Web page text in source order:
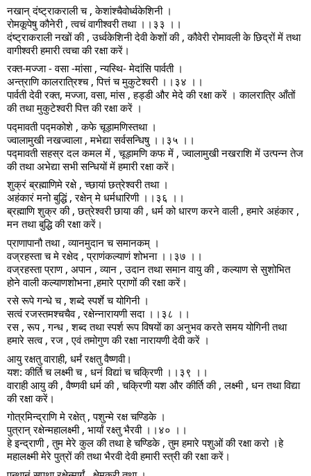
नखान् दंष्ट्राकराली च , केशांश्चैवोर्ध्वकेशिनी ।
रोमकूपेषु कौनेरी , त्वचं वागीश्वरी तथा ।।३३ ।।
दंष्ट्राकराली नखों की , उर्ध्वकेशिनी देवी केशों की , कौवेरी रोमावली के छिद्रों में तथा
वागीश्वरी हमारी त्वचा की रक्षा करें।
रक्त-मज्जा - वसा -मांसा , न्यस्थि- मेदांसि पार्वती ।
अन्त्राणि कालरात्रिश्च , पित्तं च मुकुटेश्वरी ।।३४ ।।
पार्वती देवी रक्त, मज्जा, वसा, मांस , हड्डी और मेदे की रक्षा करें । कालरात्रि आँतों
की तथा मुकुटेश्वरी पित्त की रक्षा करें ।
पद्मावती पद्मकोशे , कफे चूड़ामणिस्तथा ।
ज्वालामुखी नखज्वाला , मभेद्या सर्वसन्धिषु ।।३५ ।।
पद्मावती सहस्र दल कमल में , चूड़ामणि कफ में , ज्वालामुखी नखराशि में उत्पन्न तेज
की तथा अभेद्या सभी सन्धियों में हमारी रक्षा करें।
शुक्रं ब्रह्माणिमे रक्षे , च्छायां छत्रेश्वरी तथा ।
अहंकारं मनो बुद्धिं , रक्षेन् मे धर्मधारिणी ।।३६ ।।
ब्रह्माणि शुक्र की , छत्रेश्वरी छाया की , धर्म को धारण करने वाली , हमारे अहंकार ,
मन तथा बुद्धि की रक्षा करें।
प्राणापानौ तथा , व्यानमुदान च समानकम् ।
वज्रहस्ता च मे रक्षेद , प्राणंकल्याणं शोभना ।।३७ ।।
वज्रहस्ता प्राण , अपान , व्यान , उदान तथा समान वायु की , कल्याण से सुशोभित
होने वाली कल्याणशोभना ,हमारे प्राणों की रक्षा करें।
रसे रूपे गन्धे च , शब्दे स्पर्शे च योगिनी ।
सत्वं रजस्तमश्चचैव , रक्षेन्नारायणी सदा ।।३८ ।।
रस , रूप , गन्ध , शब्द तथा स्पर्श रूप विषयों का अनुभव करते समय योगिनी तथा
हमारे सत्व , रज , एवं तमोगुण की रक्षा नारायणी देवी करें ।
आयु रक्षतु वाराही, धर्मं रक्षतु वैष्णवी।
यश: कीर्ति च लक्ष्मी च , धनं विद्यां च चक्रिणी ।।३९ ।।
वाराही आयु की , वैष्णवी धर्म की , चक्रिणी यश और कीर्ति की , लक्ष्मी , धन तथा विद्या
की रक्षा करें।
गोत्रमिन्द्राणि मे रक्षेत् , पशुन्मे रक्ष चण्डिके ।
पुत्रान् रक्षेन्महालक्ष्मी , भार्यां रक्ष्तु भैरवी ।।४० ।।
हे इन्द्राणी , तुम मेरे कुल की तथा हे चण्डिके , तुम हमारे पशुओं की रक्षा करो ।हे
महालक्ष्मी मेरे पुत्रों की तथा भैरवी देवी हमारी स्त्री की रक्षा करें।